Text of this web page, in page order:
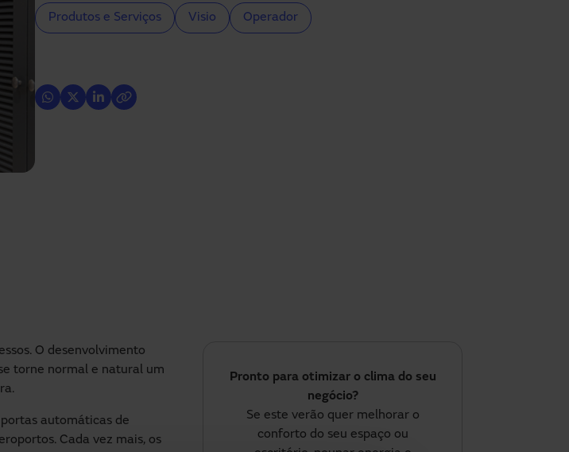
Produtos e Serviços Visio Operador
O desenvolvimento
torne normal e natural um
automáticas de
Cada vez mais, os
Pronto para otimizar o clima do seu
negócio?
Se este verão quer melhorar o
conforto do seu espaço ou